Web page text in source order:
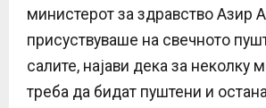
министерот за здравство Азир
присуствуваше на свечното
салите, најави дека за неколку
треба да бидат пуштени и